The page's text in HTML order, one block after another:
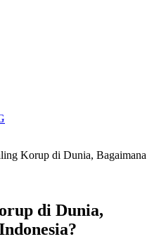
Korup di Dunia, Bagaimana
di Dunia,